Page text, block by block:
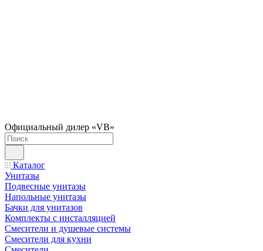
Официальный дилер «VB»
Каталог
Унитазы
Подвесные унитазы
Напольные унитазы
Бачки для унитазов
Комплекты с инсталляцией
Смесители и душевые системы
Смесители для кухни